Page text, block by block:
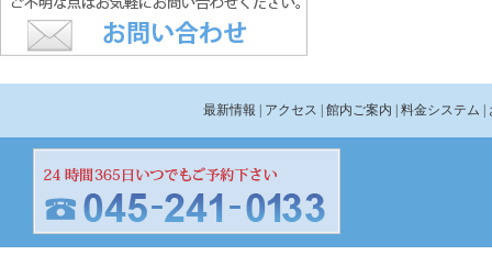
最新情報 | アクセス | 館内ご案内 | 料金システム